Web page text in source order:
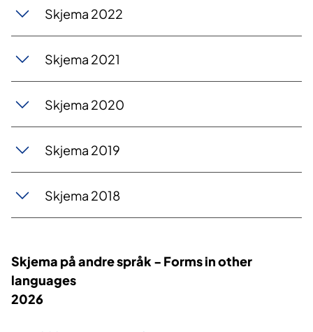
Skjema 2022
Skjema 2021
Skjema 2020
Skjema 2019
Skjema 2018
Skjema på andre språk - Forms in other
languages
2026